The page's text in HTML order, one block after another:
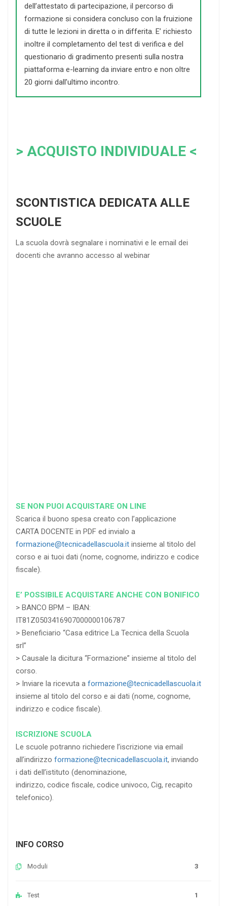
dell’attestato di partecipazione, il percorso di
formazione si considera concluso con la fruizione
di tutte le lezioni in diretta o in differita. E’ richiesto
inoltre il completamento del test di verifica e del
questionario di gradimento presenti sulla nostra
piattaforma e-learning da inviare entro e non oltre
20 giorni dall’ultimo incontro.
> ACQUISTO INDIVIDUALE <
SCONTISTICA DEDICATA ALLE
SCUOLE
La scuola dovrà segnalare i nominativi e le email dei
docenti che avranno accesso al webinar
SE NON PUOI ACQUISTARE ON LINE
Scarica il buono spesa creato con l’applicazione
CARTA DOCENTE in PDF ed invialo a
formazione@tecnicadellascuola.it insieme al titolo del
corso e ai tuoi dati (nome, cognome, indirizzo e codice
fiscale).
E’ POSSIBILE ACQUISTARE ANCHE CON BONIFICO
> BANCO BPM – IBAN:
IT81Z0503416907000000106787
> Beneficiario “Casa editrice La Tecnica della Scuola
srl”
> Causale la dicitura “Formazione” insieme al titolo del
corso.
> Inviare la ricevuta a formazione@tecnicadellascuola.it
insieme al titolo del corso e ai dati (nome, cognome,
indirizzo e codice fiscale).
ISCRIZIONE SCUOLA
Le scuole potranno richiedere l’iscrizione via email
all’indirizzo formazione@tecnicadellascuola.it, inviando
i dati dell’istituto (denominazione,
indirizzo, codice fiscale, codice univoco, Cig, recapito
telefonico).
INFO CORSO
Moduli 3
Test 1